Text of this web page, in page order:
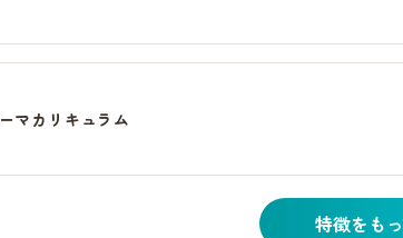
マカリキュラム
特徴をも